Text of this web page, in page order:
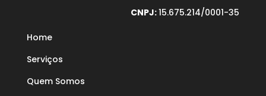
CNPJ:15.675.214/0001-35
Home
Serviços
Quem Somos